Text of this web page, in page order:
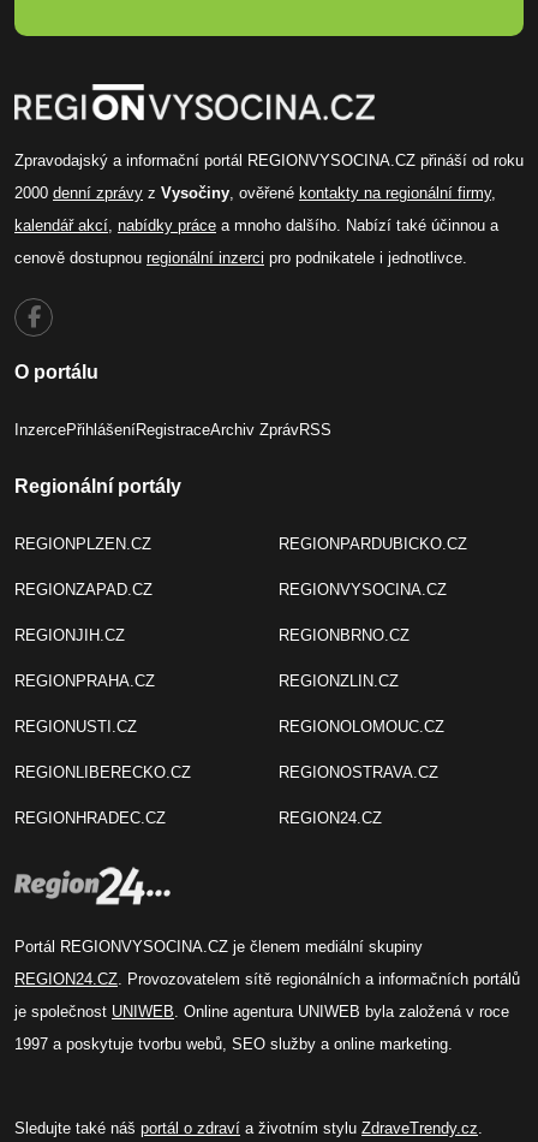
Zpravodajský a informační portál REGIONVYSOCINA.CZ přináší od roku
2000 denní zprávy z Vysočiny , ověřené kontakty na regionální firmy,
kalendář akcí nabídky práce a mnoho dalšího. Nabízí také účinnou a
cenově dostupnou regionální inzerci pro podnikatele i jednotlivce.
O portálu
InzercePřihlášeníRegistraceArchiv ZprávRSS
Regionální portály
REGIONPLZEN.CZ
REGIONZAPAD.CZ
REGIONJIH.CZ
REGIONPRAHA.CZ
REGIONUSTI.CZ
REGIONLIBERECKO.CZ
REGIONHRADEC.CZ
REGIONPARDUBICKO.CZ
REGIONVYSOCINA.CZ
REGIONBRNO.CZ
REGIONZLIN.CZ
REGIONOLOMOUC.CZ
REGIONOSTRAVA.CZ
REGION24.CZ
Portál REGIONVYSOCINA.CZ je členem mediální skupiny
REGION24.CZ . Provozovatelem sítě regionálních a informačních portálů
je společnost UNIWEB . Online agentura UNIWEB byla založená v roce
1997 a poskytuje tvorbu webů, SEO služby a online marketing.
Sledujte také náš portál o zdraví a životním stylu ZdraveTrendy.cz